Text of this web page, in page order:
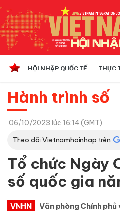
HỘI NHẬP QUỐC TẾ THỰC
Hành trình số
06/10/2023 lúc 16:14 (GMT)
Theo dõi Vietnamhoinhap trên
Tổ chức Ngày
số quốc gia
VNHN
Văn phòng Chính phủ